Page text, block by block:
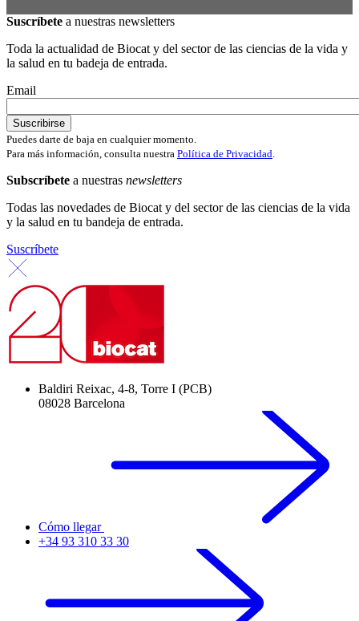
Suscríbete a nuestras newsletters
Toda la actualidad de Biocat y del sector de las ciencias de la vida y
la salud en tu badeja de entrada.
Email
Puedes darte de baja en cualquier momento.
Para más información, consulta nuestra Política de Privacidad
Subscríbete a nuestras newsletters
Todas las novedades de Biocat y del sector de las ciencias de la vida
y la salud en tu bandeja de entrada.
Suscríbete
Baldiri Reixac, 4-8, Torre I (PCB)
08028 Barcelona
Cómo llegar
+34 93 310 33 30